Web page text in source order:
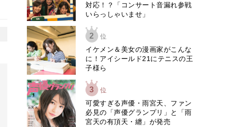
対応！？「コンサート音漏れ参戦
いらっしゃいませ」
2 位
イケメン＆美女の漫画家がこんな
に！アイシールド21にテニスの王
子様ら
3 位
可愛すぎる声優・雨宮天、ファン
必見の「声優グランプリ」と「雨
宮天の有頂天・纏」が発売